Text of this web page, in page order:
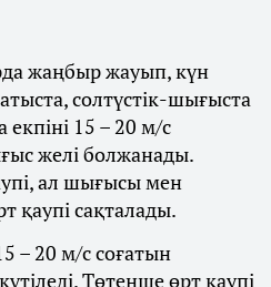
жаңбыр жауып, күн
солтүстік-шығыста
15 – 20 м/с
желі болжанады.
ал шығысы мен
қаупі сақталады.
– 20 м/с соғатын
Төтенше өрт қаупі